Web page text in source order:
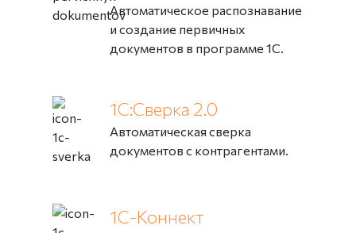
Автоматическое распознавание
и создание первичных
документов в программе 1С.
1С:Сверка 2.0
Автоматическая сверка
документов с контрагентами.
1С-Коннект